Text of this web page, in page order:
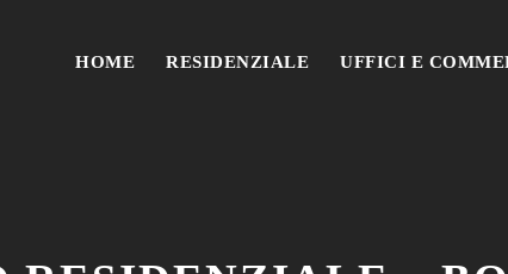
HOME RESIDENZIALE UFFICI E